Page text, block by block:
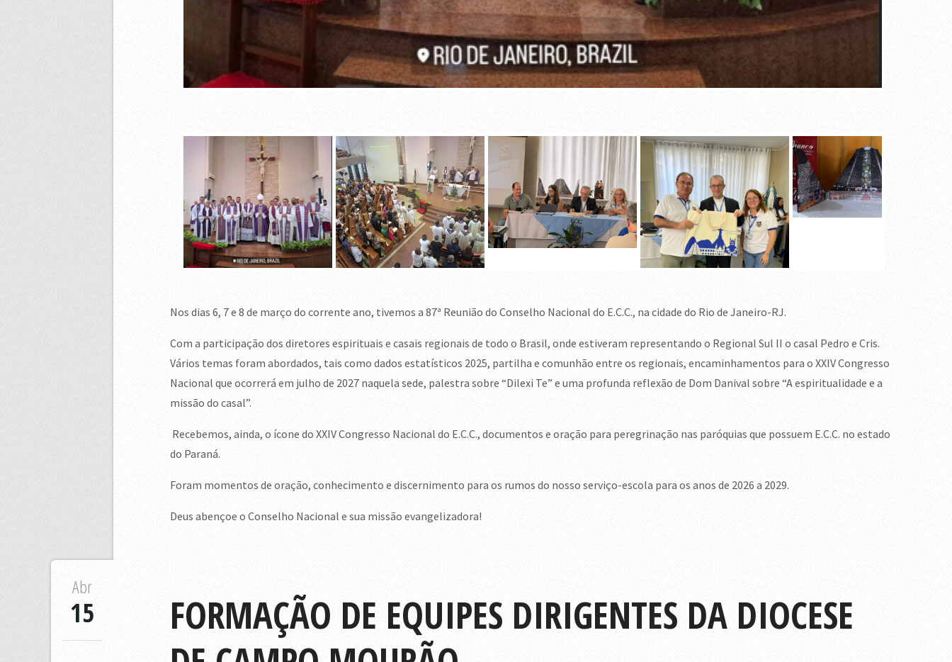
Nos dias 6, 7 e 8 de março do corrente ano, tivemos a 87ª Reunião do Conselho Nacional do E.C.C., na cidade do Rio de Janeiro-RJ.
Com a participação dos diretores espirituais e casais regionais de todo o Brasil, onde estiveram representando o Regional Sul II o casal Pedro e Cris.
Vários temas foram abordados, tais como dados estatísticos 2025, partilha e comunhão entre os regionais, encaminhamentos para o XXIV Congresso
Nacional que ocorrerá em julho de 2027 naquela sede, palestra sobre “Dilexi Te” e uma profunda reflexão de Dom Danival sobre “A espiritualidade e a
missão do casal”.
Recebemos, ainda, o ícone do XXIV Congresso Nacional do E.C.C., documentos e oração para peregrinação nas paróquias que possuem E.C.C. no estado
do Paraná.
Foram momentos de oração, conhecimento e discernimento para os rumos do nosso serviço-escola para os anos de 2026 a 2029.
Deus abençoe o Conselho Nacional e sua missão evangelizadora!
FORMAÇÃO DE EQUIPES DIRIGENTES DA DIOCESE
Abr
15